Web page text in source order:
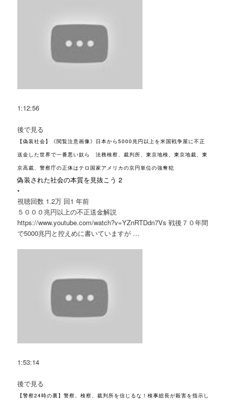
1:12:56
後で見る
【偽装社会】《閲覧注意画像》日本から5000兆円以上を米国戦争屋に不正
送金した世界で一番悪い奴ら 法務検察、裁判所、東京地検、東京地裁、東
京高裁、警察庁の正体はテロ国家アメリカの京円単位の強奪犯
偽装された社会の本質を見抜こう 2
•
視聴回数 1.2万 回1 年前
５０００兆円以上の不正送金解説
https://www.youtube.com/watch?v=YZnRTDdn7Vs 戦後７０年間
で5000兆円と控えめに書いていますが …
1:53:14
後で見る
【警察24時の裏】警察、検察、裁判所を信じるな！検事総長が殺害を指示し